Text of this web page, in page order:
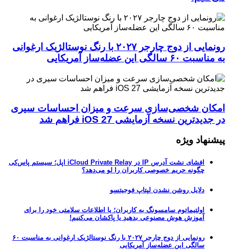
رونمایی از دوج چارجر ۲۰۲۷ با رنگ نوستالژیک ارغوانی
به مناسبت ۶۰ سالگی این عضله‌ساز آمریکایی
امکان شخصی‌سازی سرعت و میزان احساسات سیری
در جدیدترین نسخه آزمایشی iOS 27 فراهم شد
پیشنهاد ویژه
افشای نشت آدرس IP در iCloud Private Relay اپل؛ سیستم پاس‌کی
چگونه حریم خصوصی کاربران را لو می‌دهد؟
دلایل روشن نشدن لپتاپ فوجیتسو
اولتیماتوم سامسونگ به کاربران؛ یا اطلاعات سلامتی خود را برای
آموزش هوش مصنوعی بدهید یا پاکشان می‌کنیم!
رونمایی از دوج چارجر ۲۰۲۷ با رنگ نوستالژیک ارغوانی به مناسبت ۶۰
سالگی این عضله‌ساز آمریکایی